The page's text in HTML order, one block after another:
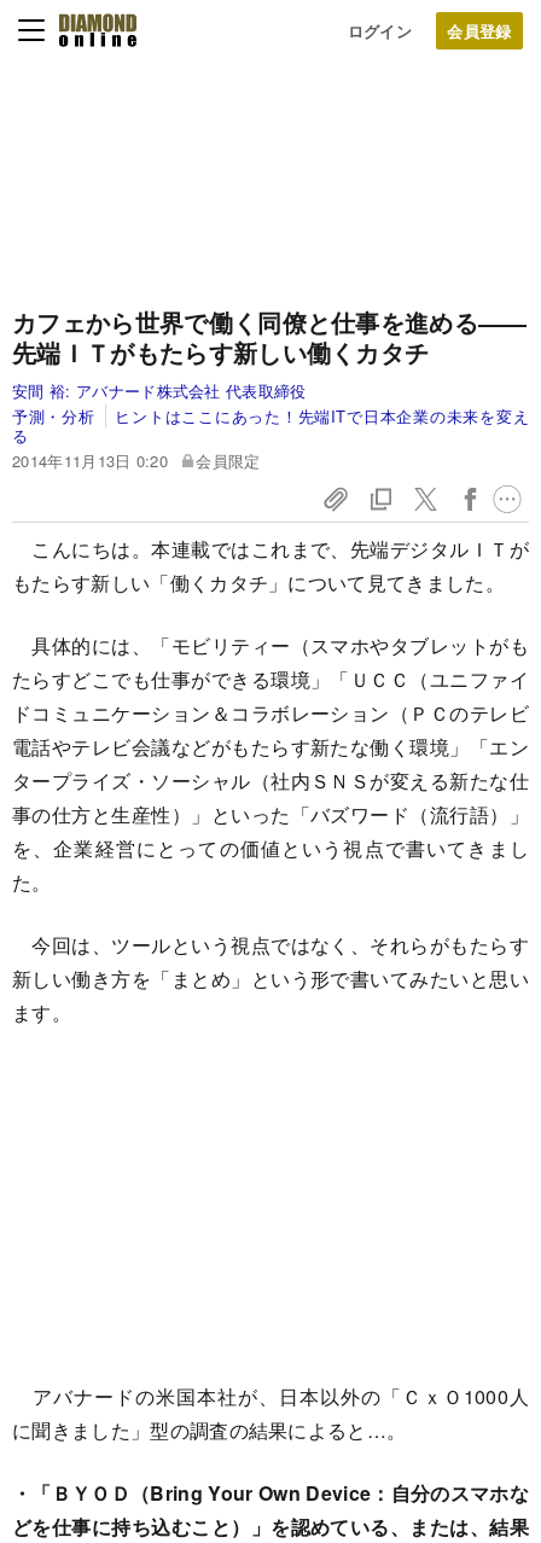
ログイン
カフェから世界で働く同僚と仕事を進める――
先端ＩＴがもたらす新しい働くカタチ
安間 裕: アバナード株式会社 代表取締役
予測・分析
ヒントはここにあった！先端ITで日本企業の未来を変え
る
2014年11月13日 0:20
会員限定
こんにちは。本連載ではこれまで、先端デジタルＩＴが
もたらす新しい「働くカタチ」について見てきました。
具体的には、「モビリティー（スマホやタブレットがも
たらすどこでも仕事ができる環境」「ＵＣＣ（ユニファイ
ドコミュニケーション＆コラボレーション（ＰＣのテレビ
電話やテレビ会議などがもたらす新たな働く環境」「エン
タープライズ・ソーシャル（社内ＳＮＳが変える新たな仕
事の仕方と生産性）」といった「バズワード（流行語）」
を、企業経営にとっての価値という視点で書いてきまし
た。
今回は、ツールという視点ではなく、それらがもたらす
新しい働き方を「まとめ」という形で書いてみたいと思い
ます。
アバナードの米国本社が、日本以外の「ＣｘＯ1000人
に聞きました」型の調査の結果によると…。
・「ＢＹＯＤ（Bring Your Own Device：自分のスマホな
どを仕事に持ち込むこと）」を認めている、または、結果